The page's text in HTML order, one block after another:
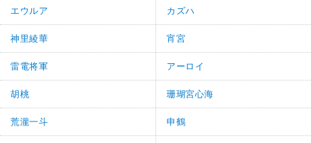
エウルア カズハ
神里綾華 宵宮
雷電将軍 アーロイ
胡桃 珊瑚宮心海
荒瀧一斗 申鶴